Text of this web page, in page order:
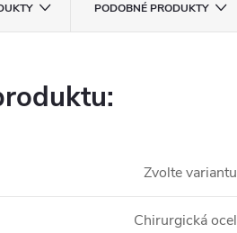
PODOBNÉ PRODUKTY
Zvolte variantu
Chirurgická ocel